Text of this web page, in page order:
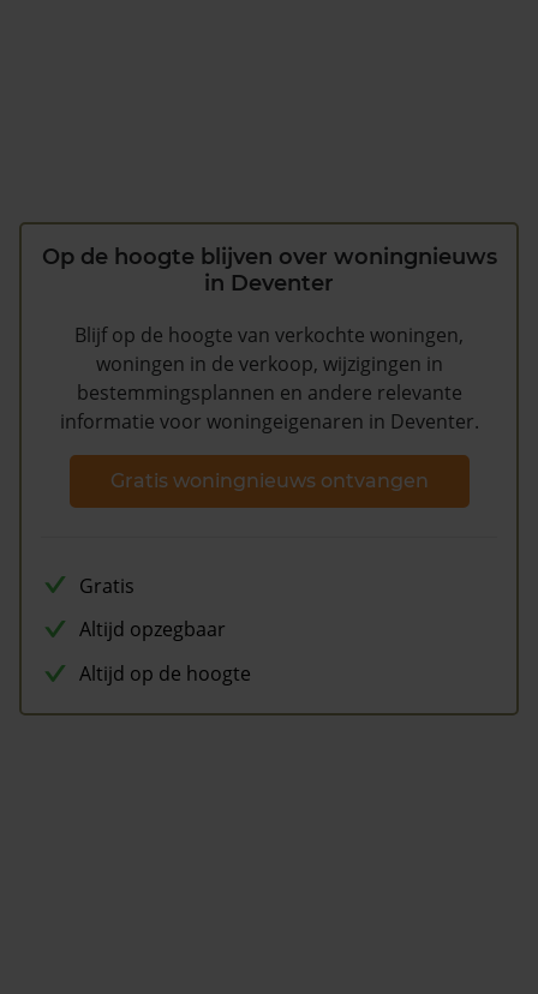
Op de hoogte blijven over woningnieuws
in Deventer
Blijf op de hoogte van verkochte woningen,
woningen in de verkoop, wijzigingen in
bestemmingsplannen en andere relevante
informatie voor woningeigenaren in Deventer.
Gratis woningnieuws ontvangen
Gratis
Altijd opzegbaar
Altijd op de hoogte